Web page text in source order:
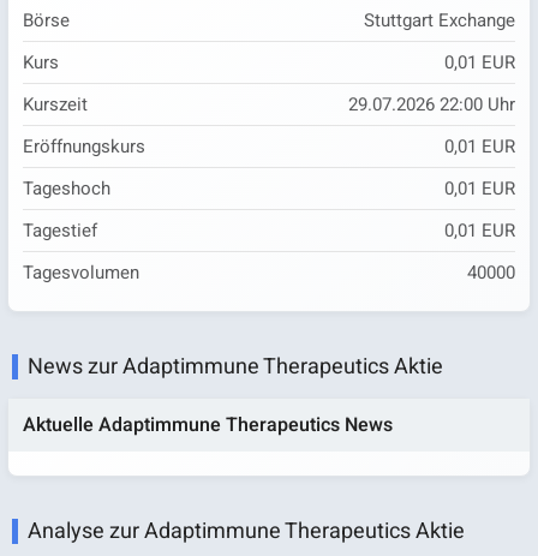
Börse
Stuttgart Exchange
Kurs
0,01 EUR
Kurszeit
29.07.2026 22:00 Uhr
Eröffnungskurs
0,01 EUR
Tageshoch
0,01 EUR
Tagestief
0,01 EUR
Tagesvolumen
40000
News zur Adaptimmune Therapeutics Aktie
Aktuelle Adaptimmune Therapeutics News
Analyse zur Adaptimmune Therapeutics Aktie